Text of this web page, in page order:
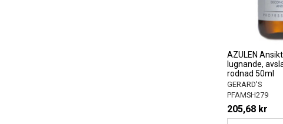
AZULEN
lugnande,
rodnad 50ml
GERARD'S
PFAMSH279
205,68 kr